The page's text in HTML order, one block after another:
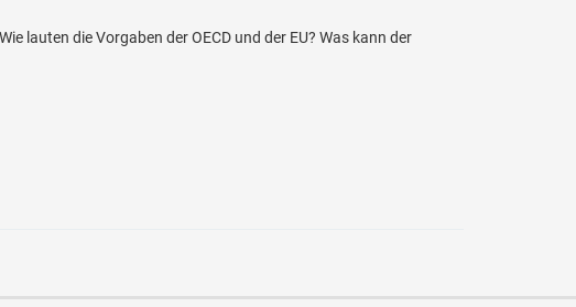
lauten die Vorgaben der OECD und der EU? Was kann der